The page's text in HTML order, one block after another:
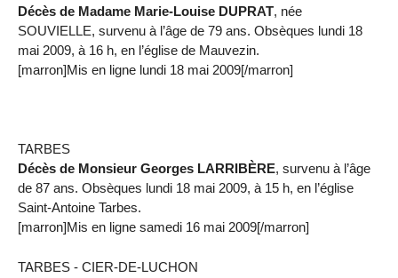
Décès de Madame Marie-Louise DUPRAT, née
SOUVIELLE, survenu à l’âge de 79 ans. Obsèques lundi 18
mai 2009, à 16 h, en l’église de Mauvezin.
[marron]Mis en ligne lundi 18 mai 2009[/marron]
TARBES
Décès de Monsieur Georges LARRIBÈRE, survenu à l’âge
de 87 ans. Obsèques lundi 18 mai 2009, à 15 h, en l’église
Saint-Antoine Tarbes.
[marron]Mis en ligne samedi 16 mai 2009[/marron]
TARBES - CIER-DE-LUCHON